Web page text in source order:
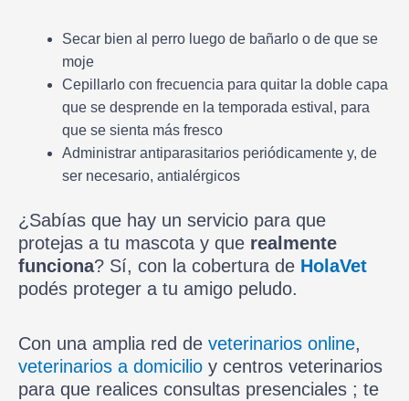
Secar bien al perro luego de bañarlo o de que se
moje
Cepillarlo con frecuencia para quitar la doble capa
que se desprende en la temporada estival, para
que se sienta más fresco
Administrar antiparasitarios periódicamente y, de
ser necesario, antialérgicos
¿Sabías que hay un servicio para que
protejas a tu mascota y que realmente
funciona? Sí, con la cobertura de HolaVet
podés proteger a tu amigo peludo.
Con una amplia red de veterinarios online,
veterinarios a domicilio y centros veterinarios
para que realices consultas presenciales ; te